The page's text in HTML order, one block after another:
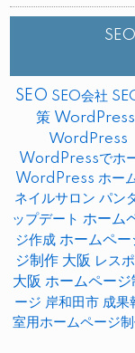
SEO SEO会社
策 WordPress
WordPress
WordPressでホ
WordPress ホー
ネイルサロン パン
ップデート ホーム
ジ作成 ホームペー
ジ制作 大阪 レス
大阪 ホームページ
ージ 岸和田市 成果
室用ホームページ